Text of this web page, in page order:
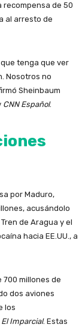
recompensa de 50
al arresto de
tenga que ver
Nosotros no
Sheinbaum
CNN Español.
por Maduro,
acusándolo
de Aragua y el
hacia EE.UU., a
millones de
dos aviones
los
El Imparcial. Estas